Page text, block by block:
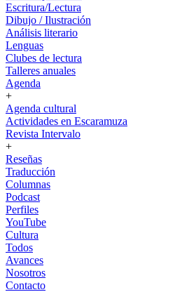
Escritura/Lectura
Dibujo / Ilustración
Análisis literario
Lenguas
Clubes de lectura
Talleres anuales
Agenda
+
Agenda cultural
Actividades en Escaramuza
Revista Intervalo
+
Reseñas
Traducción
Columnas
Podcast
Perfiles
YouTube
Cultura
Todos
Avances
Nosotros
Contacto